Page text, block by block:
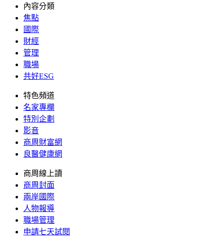
內容分類
焦點
國際
財經
管理
職場
共好ESG
特色頻道
名家專欄
特別企劃
影音
商周財富網
良醫健康網
商周線上讀
商周封面
兩岸國際
人物報導
職場管理
申請七天試閱